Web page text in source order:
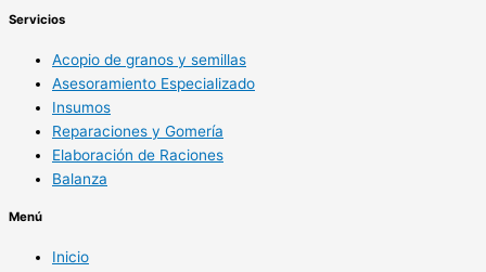
Servicios
Acopio de granos y semillas
Asesoramiento Especializado
Insumos
Reparaciones y Gomería
Elaboración de Raciones
Balanza
Menú
Inicio